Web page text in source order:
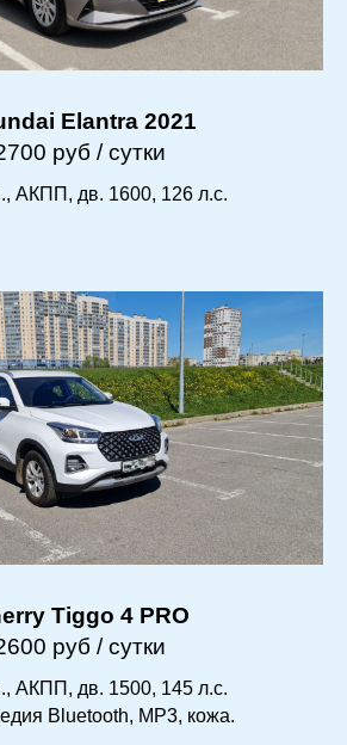
Elantra 2021
руб / сутки
АКПП, дв. 1600, 126 л.с.
Tiggo 4 PRO
руб / сутки
АКПП, дв. 1500, 145 л.с.
Bluetooth, MP3, кожа.